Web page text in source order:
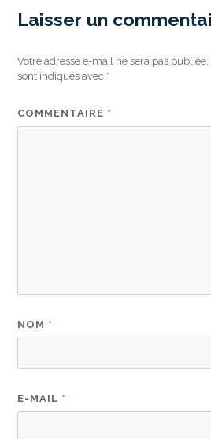
Laisser un
Votre adresse e-mail ne sera pas publiée.
sont indiqués avec *
COMMENTAIRE *
NOM *
E-MAIL *